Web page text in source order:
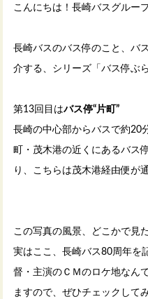
こんにちは！長崎バスグルー
長崎バスのバス停のこと、バ
介する、シリーズ「バス停ぶ
第13回目はバス停“片町”
長崎の中心部からバスで約20
町・茂木港の近くにあるバス
り、こちらは茂木港経由便が
この写真の風景、どこかで見
実はここ、長崎バス80周年を
督・主演のＣＭのロケ地なん
ますので、ぜひチェックして